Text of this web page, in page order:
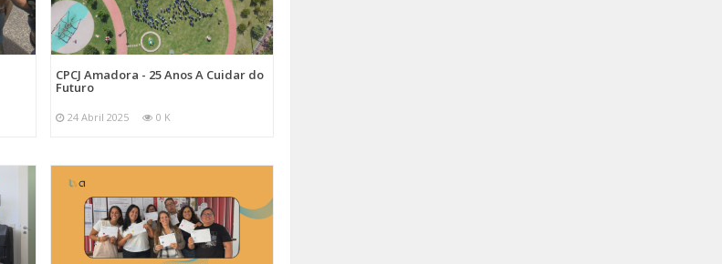
CPCJ Amadora - 25 Anos A Cuidar do
Futuro
24 Abril 2025 0 K